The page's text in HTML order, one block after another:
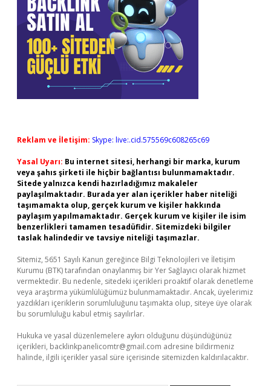
Reklam ve İletişim: Skype: live:.cid.575569c608265c69
Yasal Uyarı: Bu internet sitesi, herhangi bir marka, kurum
veya şahıs şirketi ile hiçbir bağlantısı bulunmamaktadır.
Sitede yalnızca kendi hazırladığımız makaleler
paylaşılmaktadır. Burada yer alan içerikler haber niteliği
taşımamakta olup, gerçek kurum ve kişiler hakkında
paylaşım yapılmamaktadır. Gerçek kurum ve kişiler ile isim
benzerlikleri tamamen tesadüfidir. Sitemizdeki bilgiler
taslak halindedir ve tavsiye niteliği taşımazlar.
Sitemiz, 5651 Sayılı Kanun gereğince Bilgi Teknolojileri ve İletişim
Kurumu (BTK) tarafından onaylanmış bir Yer Sağlayıcı olarak hizmet
vermektedir. Bu nedenle, sitedeki içerikleri proaktif olarak denetleme
veya araştırma yükümlülüğümüz bulunmamaktadır. Ancak, üyelerimiz
yazdıkları içeriklerin sorumluluğunu taşımakta olup, siteye üye olarak
bu sorumluluğu kabul etmiş sayılırlar.
Hukuka ve yasal düzenlemelere aykırı olduğunu düşündüğünüz
içerikleri, backlinkpanelicomtr@gmail.com adresine bildirmeniz
halinde, ilgili içerikler yasal süre içerisinde sitemizden kaldırılacaktır.